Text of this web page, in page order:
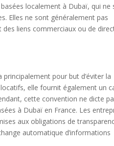
localement à Dubaï, qui ne
Elles ne sont généralement pas
des liens commerciaux ou de
pour but d’éviter la
elle fournit également un
cette convention ne dicte
à Dubaï en France. Les
aux obligations de
automatique d’informations